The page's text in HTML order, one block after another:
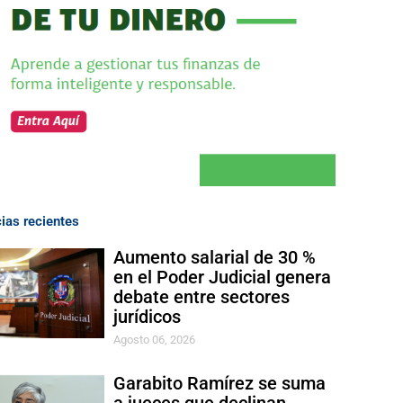
recientes
Aumento salarial de 30 %
en el Poder Judicial genera
debate entre sectores
jurídicos
Agosto 06, 2026
Garabito Ramírez se suma